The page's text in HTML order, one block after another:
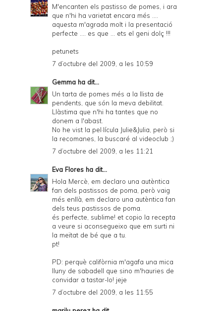
M'encanten els pastisso de pomes, i ara
que n'hi ha varietat encara més ....
aquesta m'agrada molt i la presentació
perfecte .... es que ... ets el geni dolç !!!
petunets
7 d’octubre del 2009, a les 10:59
Gemma ha dit...
Un tarta de pomes més a la llista de
pendents, que són la meva debilitat.
Llàstima que n'hi ha tantes que no
donem a l'abast.
No he vist la pel·lícula Julie&Julia, però si
la recomanes, la buscaré al videoclub ;)
7 d’octubre del 2009, a les 11:21
Eva Flores ha dit...
Hola Mercè, em declaro una autèntica
fan dels pastissos de poma, però vaig
més enllà, em declaro una autèntica fan
dels teus pastissos de poma.
és perfecte, sublime! et copio la recepta
a veure si aconsegueixo que em surti ni
la meïtat de bé que a tu.
pt!
PD: perquè califòrnia m'agafa una mica
lluny de sabadell que sino m'hauries de
convidar a tastar-lo! jeje
7 d’octubre del 2009, a les 11:55